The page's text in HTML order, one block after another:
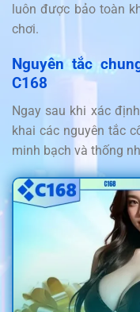
luôn được bảo toàn
chơi.
Nguyên tắc
C168
Ngay sau khi xác
khai các nguyên tắc
minh bạch và thống